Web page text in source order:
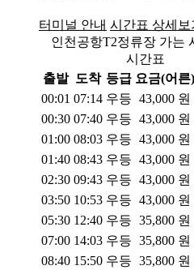
터미널 안내 시간표 상세보
인천공항T2정류장 가는
시간표
출발 도착 등급 요금(어른)
00:01 07:14 우등 43,000 원
00:30 07:40 우등 43,000 원
01:00 08:03 우등 43,000 원
01:40 08:43 우등 43,000 원
02:30 09:43 우등 43,000 원
03:50 10:53 우등 43,000 원
05:30 12:40 우등 35,800 원
07:00 14:03 우등 35,800 원
08:40 15:50 우등 35,800 원